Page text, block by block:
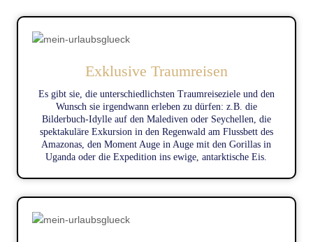
Exklusive Traumreisen
Es gibt sie, die unterschiedlichsten Traumreiseziele und den
Wunsch sie irgendwann erleben zu dürfen: z.B. die
Bilderbuch-Idylle auf den Malediven oder Seychellen, die
spektakuläre Exkursion in den Regenwald am Flussbett des
Amazonas, den Moment Auge in Auge mit den Gorillas in
Uganda oder die Expedition ins ewige, antarktische Eis.